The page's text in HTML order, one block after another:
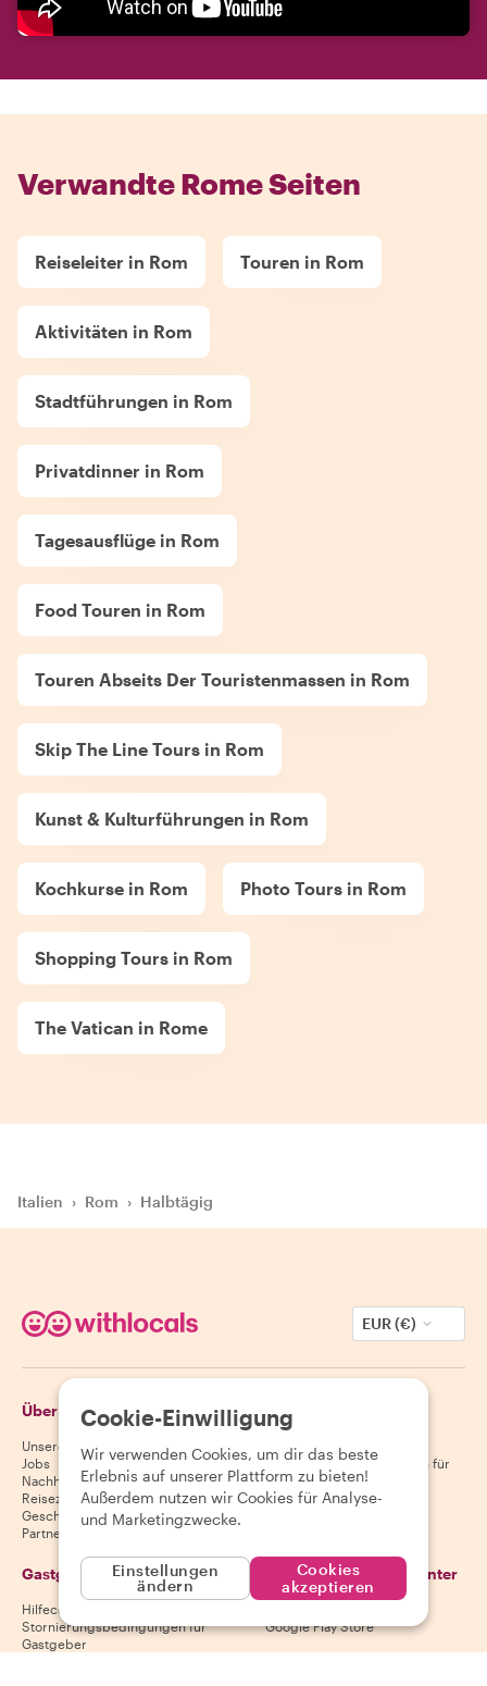
Verwandte Rome Seiten
Reiseleiter in Rom Touren in Rom
Aktivitäten in Rom
Stadtführungen in Rom
Privatdinner in Rom
Tagesausflüge in Rom
Food Touren in Rom
Touren Abseits Der Touristenmassen in Rom
Skip The Line Tours in Rom
Kunst & Kulturführungen in Rom
Kochkurse in Rom Photo Tours in Rom
Shopping Tours in Rom
The Vatican in Rome
Italien › Rom › Halbtägig
EUR (€)
Über Withlocals
Unsere Geschichte
Jobs
Nachhaltigkeit
Reiseziele
Geschenkgutscheine
Partnerschaften
Gäste
Hilfecenter für Gäste
Stornierungsbedingungen für
Gäste
AGB für Gäste
Gastgeber
Hilfecenter für Gastgeber
Stornierungsbedingungen für
Gastgeber
Lade unsere App herunter
Google Play Store
Cookie-Einwilligung
Wir verwenden Cookies, um dir das beste
Erlebnis auf unserer Plattform zu bieten!
Außerdem nutzen wir Cookies für Analyse-
und Marketingzwecke.
Einstellungen
ändern
Cookies
akzeptieren